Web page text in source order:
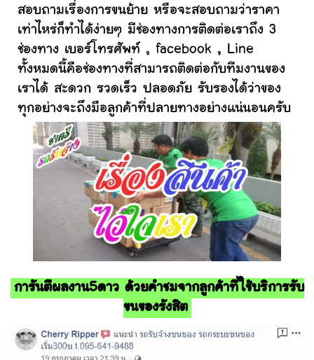
สอบถามเรื่องการขนย้าย หรือจะสอบถามว่าราคา
เท่าไหร่ก็ทำได้ง่ายๆ มีช่องทางการติดต่อเราถึง 3
ช่องทาง เบอร์โทรศัพท์ , facebook , Line
ทั้งหมดนี้คือช่องทางที่สามารถติดต่อกับทีมงานของ
เราได้ สะดวก รวดเร็ว ปลอดภัย รับรองได้ว่าของ
ทุกอย่างจะถึงมือลูกค้าที่ปลายทางอย่างแน่นอนครับ
การันตีผลงาน5ดาว ด้วยคำชมจากลูกค้าที่ใช้บริการรับ
ขนของรังสิต